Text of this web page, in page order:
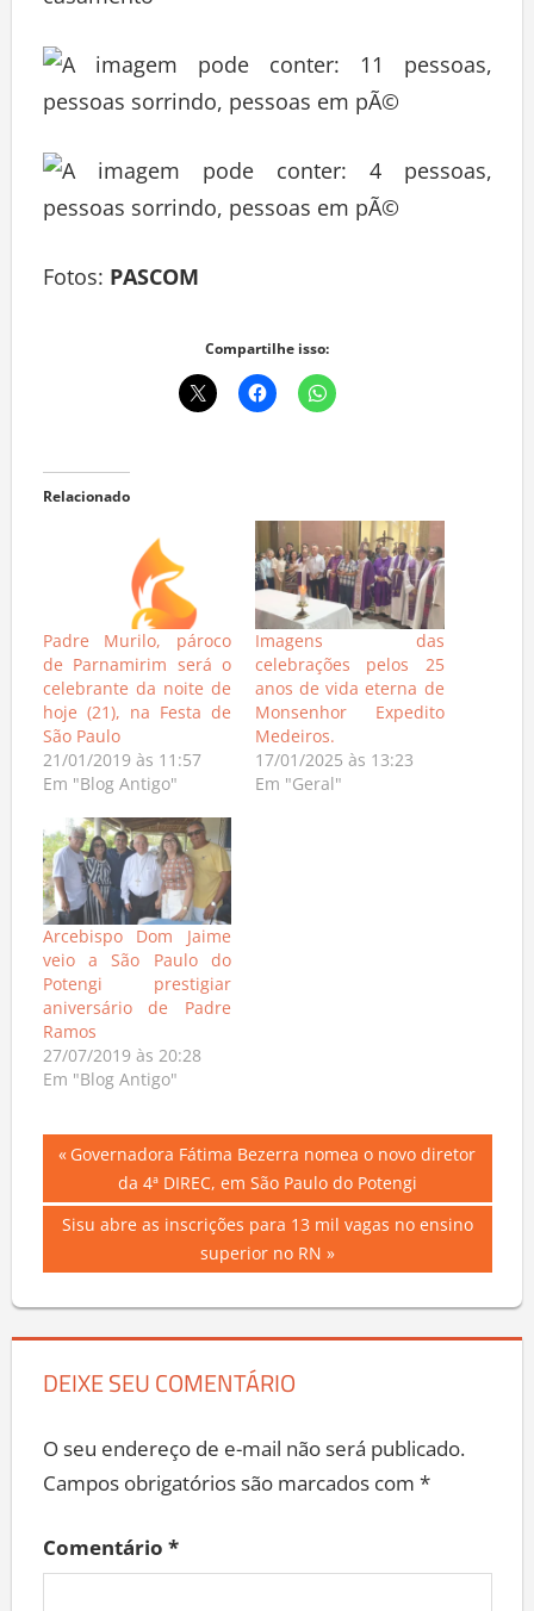
Fotos: PASCOM
Compartilhe isso:
Relacionado
Padre Murilo, pároco
de Parnamirim será o
celebrante da noite de
hoje (21), na Festa de
São Paulo
21/01/2019 às 11:57
Em "Blog Antigo"
Imagens das
celebrações pelos 25
anos de vida eterna de
Monsenhor Expedito
Medeiros.
17/01/2025 às 13:23
Em "Geral"
Arcebispo Dom Jaime
veio a São Paulo do
Potengi prestigiar
aniversário de Padre
Ramos
27/07/2019 às 20:28
Em "Blog Antigo"
Navegação
de
Previous
Governadora Fátima Bezerra nomea o novo diretor
da 4ª DIREC, em São Paulo do Potengi
Next
Sisu abre as inscrições para 13 mil vagas no ensino
superior no RN
DEIXE SEU COMENTÁRIO
O seu endereço de e-mail não será publicado.
Campos obrigatórios são marcados com *
Comentário *